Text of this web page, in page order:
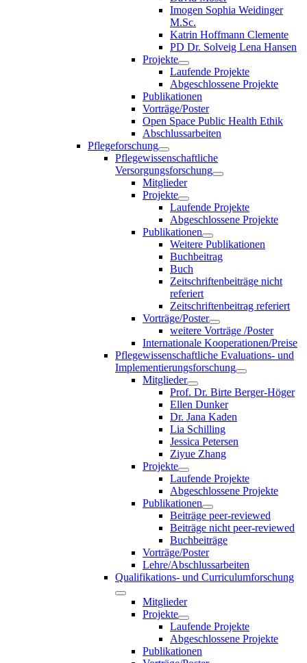
Imogen Sophia Weidinger
M.Sc.
Katrin Hoffmann Clemente
PD Dr. Solveig Lena Hansen
Projekte
Laufende Projekte
Abgeschlossene Projekte
Publikationen
Vorträge/Poster
Open Space Public Health Ethik
Abschlussarbeiten
Pflegeforschung
Pflegewissenschaftliche
Versorgungsforschung
Mitglieder
Projekte
Laufende Projekte
Abgeschlossene Projekte
Publikationen
Weitere Publikationen
Buchbeitrag
Buch
Zeitschriftenbeiträge nicht
referiert
Zeitschriftenbeitrag referiert
Vorträge/Poster
weitere Vorträge /Poster
Internationale Kooperationen/Preise
Pflegewissenschaftliche Evaluations- und
Implementierungsforschung
Mitglieder
Prof. Dr. Birte Berger-Höger
Ellen Dunker
Dr. Jana Kaden
Lia Schilling
Jessica Petersen
Ziyue Zhang
Projekte
Laufende Projekte
Abgeschlossene Projekte
Publikationen
Beiträge peer-reviewed
Beiträge nicht peer-reviewed
Buchbeiträge
Vorträge/Poster
Lehre/Abschlussarbeiten
Qualifikations- und Curriculumforschung
Mitglieder
Projekte
Laufende Projekte
Abgeschlossene Projekte
Publikationen